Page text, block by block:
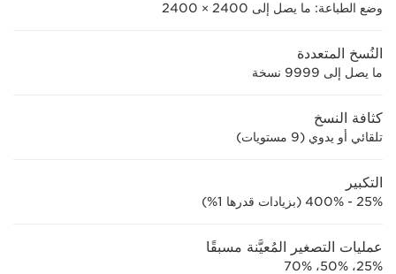
وضع الطباعة: ما يصل إلى 2400 × 2400
النُسخ المتعددة
ما يصل إلى 9999 نسخة
كثافة النسخ
تلقائي أو يدوي (9 مستويات)
التكبير
25% - 400% (بزيادات قدرها 1%)
عمليات التصغير المُعيَّنة مسبقًا
25%، 50%، 70%